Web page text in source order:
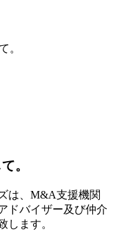
。
。
は、M&A支援機関
ドバイザー及び仲介
します。